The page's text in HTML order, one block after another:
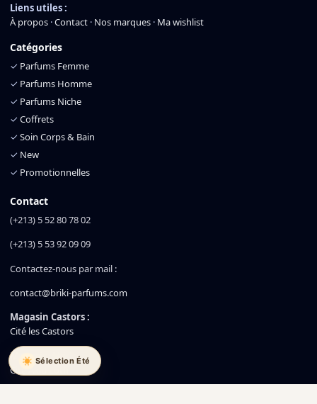
Liens utiles :
À propos ·Contact · Nos marques · Ma wishlist
Catégories
✓ Parfums Femme
✓ Parfums Homme
✓ Parfums Niche
✓ Coffrets
✓ Soin Corps & Bain
✓ New
✓ Promotionnelles
Contact
(+213) 5 52 80 78 02
(+213) 5 53 92 09 09
Contactez-nous par mail :
contact@briki-parfums.com
Magasin Castors :
Cité les Castors
Magasin Akid :
Cité Akid Lotfi
Sélection Été